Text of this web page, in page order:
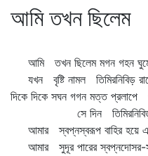
আমি তখন ছিলেম
আমি তখন ছিলেম মগন গহন
যখন বৃষ্টি নামল তিমিরনিবিড়
দিকে দিকে সঘন গগন মত্ত প্রলাপে
সে দিন তিমিরনিবিড়
আমার স্বপ্নস্বরূপ বাহির হয়ে
আমার সুদূর পারের স্বপ্নদোসর-